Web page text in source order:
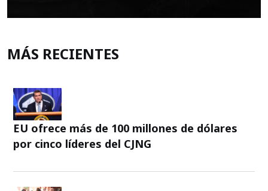
MÁS RECIENTES
EU ofrece más de 100 millones de dólares
por cinco líderes del CJNG